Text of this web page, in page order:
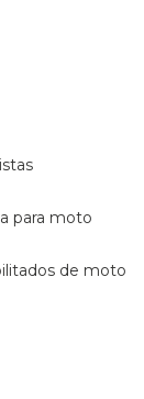
para moto
de moto